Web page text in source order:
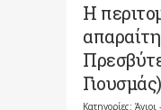
Η
Γιουσμάς)
Κατηγορίες: Άγιοι